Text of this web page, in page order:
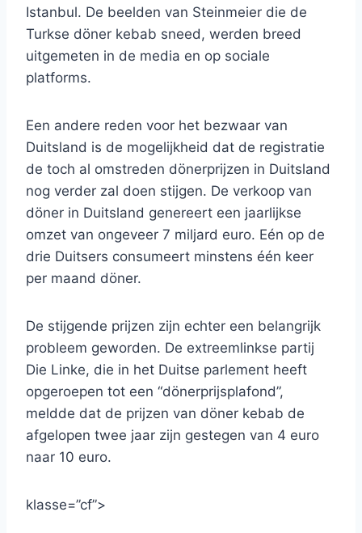
Istanbul. De beelden van Steinmeier die de
Turkse döner kebab sneed, werden breed
uitgemeten in de media en op sociale
platforms.
Een andere reden voor het bezwaar van
Duitsland is de mogelijkheid dat de registratie
de toch al omstreden dönerprijzen in Duitsland
nog verder zal doen stijgen. De verkoop van
döner in Duitsland genereert een jaarlijkse
omzet van ongeveer 7 miljard euro. Eén op de
drie Duitsers consumeert minstens één keer
per maand döner.
De stijgende prijzen zijn echter een belangrijk
probleem geworden. De extreemlinkse partij
Die Linke, die in het Duitse parlement heeft
opgeroepen tot een “dönerprijsplafond”,
meldde dat de prijzen van döner kebab de
afgelopen twee jaar zijn gestegen van 4 euro
naar 10 euro.
klasse=”cf”>